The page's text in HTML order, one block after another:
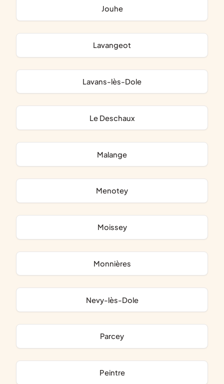
Jouhe
Lavangeot
Lavans-lès-Dole
Le Deschaux
Malange
Menotey
Moissey
Monnières
Nevy-lès-Dole
Parcey
Peintre